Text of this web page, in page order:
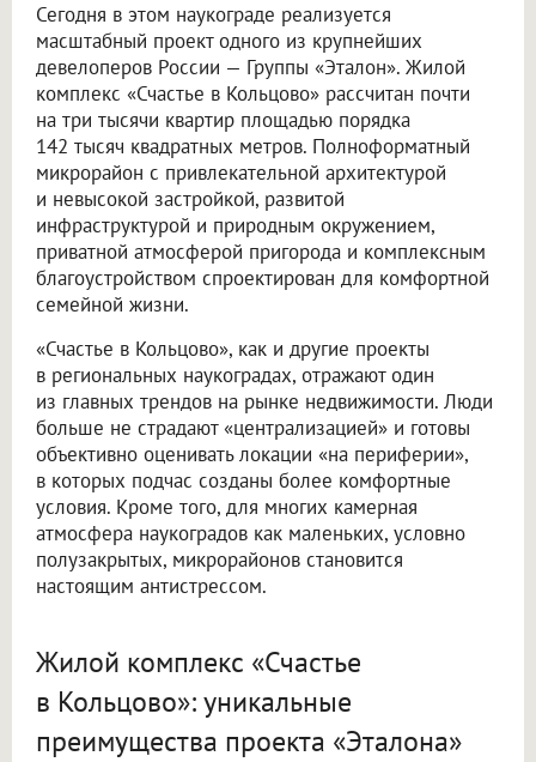
Сегодня в этом наукограде реализуется
масштабный проект одного из крупнейших
девелоперов России — Группы «Эталон». Жилой
комплекс «Счастье в Кольцово» рассчитан почти
на три тысячи квартир площадью порядка
142 тысяч квадратных метров. Полноформатный
микрорайон с привлекательной архитектурой
и невысокой застройкой, развитой
инфраструктурой и природным окружением,
приватной атмосферой пригорода и комплексным
благоустройством спроектирован для комфортной
семейной жизни.
«Счастье в Кольцово», как и другие проекты
в региональных наукоградах, отражают один
из главных трендов на рынке недвижимости. Люди
больше не страдают «централизацией» и готовы
объективно оценивать локации «на периферии»,
в которых подчас созданы более комфортные
условия. Кроме того, для многих камерная
атмосфера наукоградов как маленьких, условно
полузакрытых, микрорайонов становится
настоящим антистрессом.
Жилой комплекс «Счастье
в Кольцово»: уникальные
преимущества проекта «Эталона»